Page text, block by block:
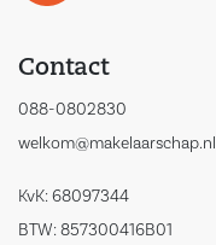
Contact
088-0802830
welkom@makelaarschap.nl
KvK: 68097344
BTW: 857300416B01